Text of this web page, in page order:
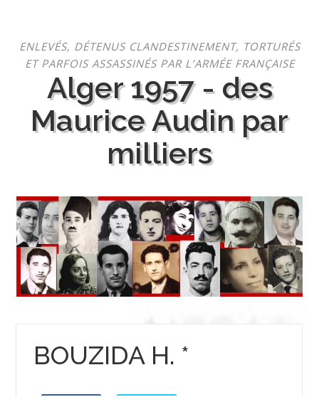
contenu
ENLEVÉS, DÉTENUS CLANDESTINEMENT, TORTURÉS
ET PARFOIS ASSASSINÉS PAR L’ARMÉE FRANÇAISE
Alger 1957 - des
Maurice Audin par
milliers
BOUZIDA H. *